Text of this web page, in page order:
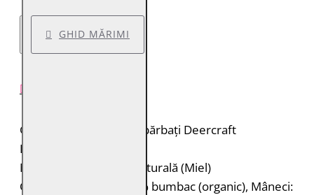
GHID MĂRIMI
Geacă de piele pentru bărbați Deercraft
Brand: Deercraft
Material: 100% piele naturală (Miel)
Căptușeală: Corp: 100% bumbac (organic), Mâneci: